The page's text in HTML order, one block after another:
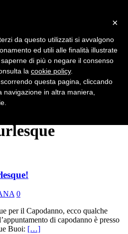
0
per il Capodanno, ecco qualche
di capodanno è presso
Buoi: […]
×
da questo utilizzati si avvalgono
ed utili alle finalità illustrate
di più o negare il consenso
la cookie policy.
questa pagina, cliccando
in altra maniera,